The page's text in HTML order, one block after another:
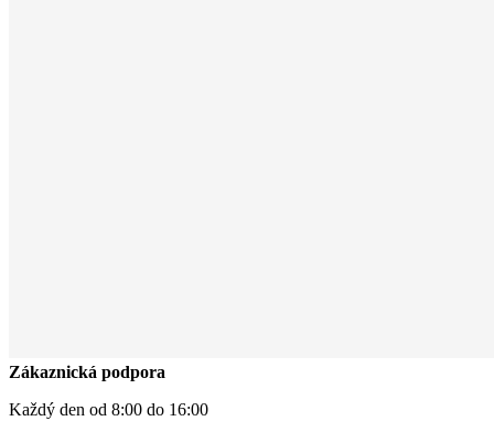
Zákaznická podpora
Každý den od 8:00 do 16:00